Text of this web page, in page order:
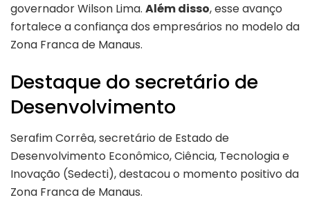
governador Wilson Lima. Além disso, esse avanço
fortalece a confiança dos empresários no modelo da
Zona Franca de Manaus.
Destaque do secretário de
Desenvolvimento
Serafim Corrêa, secretário de Estado de
Desenvolvimento Econômico, Ciência, Tecnologia e
Inovação (Sedecti), destacou o momento positivo da
Zona Franca de Manaus.